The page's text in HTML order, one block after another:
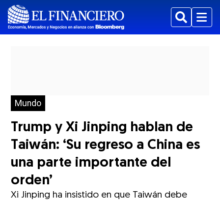
BuscarMenu
Mundo
Trump y Xi Jinping hablan de
Taiwán: ‘Su regreso a China es
una parte importante del
orden’
Xi Jinping ha insistido en que Taiwán debe